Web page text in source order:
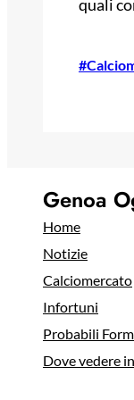
quali
Genoa
Home
Notizie
Calciomercato
Infortuni
Probabili
Dove vedere